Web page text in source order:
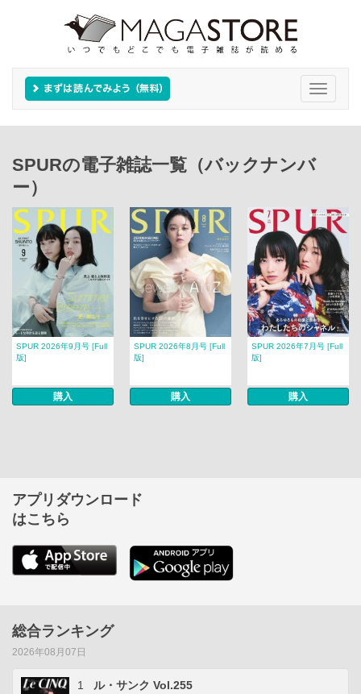
Toggle
SPURの電子雑誌一覧（バックナンバ
ー）
SPUR 2026年9月号 [Full
版]
購入
SPUR 2026年8月号 [Full
版]
購入
SPUR 2026年7月号 [Full
版]
購入
アプリダウンロード
はこちら
総合ランキング
2026年08月07日
1 ル・サンク Vol.255